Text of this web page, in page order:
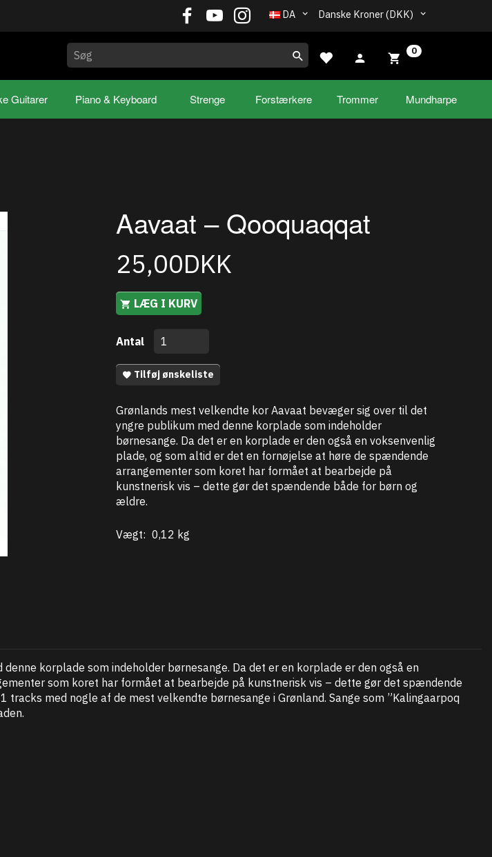
Danske Kroner (DKK)
DA
0
Guitarer Piano & Keyboard Strenge Forstærkere Trommer Mundharpe
Aavaat – Qooquaqqat
25,00DKK
LÆG I KURV
Antal
Tilføj ønskeliste
Grønlands mest velkendte kor Aavaat bevæger sig over til det
yngre publikum med denne korplade som indeholder
børnesange. Da det er en korplade er den også en voksenvenlig
plade, og som altid er det en fornøjelse at høre de spændende
arrangementer som koret har formået at bearbejde på
kunstnerisk vis – dette gør det spændende både for børn og
ældre.
Vægt: 0,12 kg
korplade som indeholder børnesange. Da det er en korplade er den også en
som koret har formået at bearbejde på kunstnerisk vis – dette gør det spændende
med nogle af de mest velkendte børnesange i Grønland. Sange som ”Kalingaarpoq